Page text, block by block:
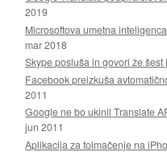
2019
Microsoftova umetna
mar 2018
Skype posluša in govori že šest
Facebook preizkuša
2011
Google ne bo ukinil Translate
jun 2011
Aplikacija za tolmačenje na